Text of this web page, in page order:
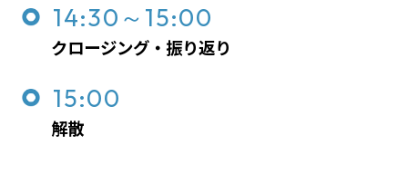
14:30～15:00
クロージング・振り返り
15:00
解散